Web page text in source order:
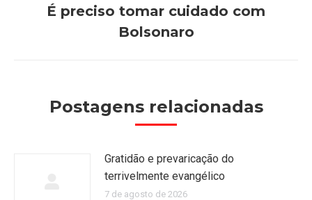
post:
É preciso tomar cuidado com
Bolsonaro
Postagens relacionadas
Gratidão e prevaricação do
terrivelmente evangélico
7 de agosto de 2026